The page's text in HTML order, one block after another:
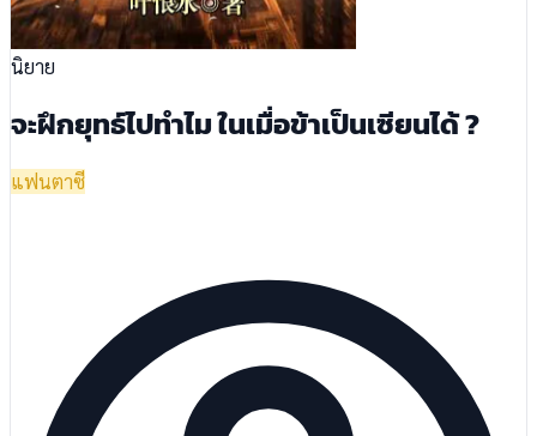
นิยาย
จะฝึกยุทธ์ไปทำไม ในเมื่อข้าเป็นเซียนได้ ?
แฟนตาซี